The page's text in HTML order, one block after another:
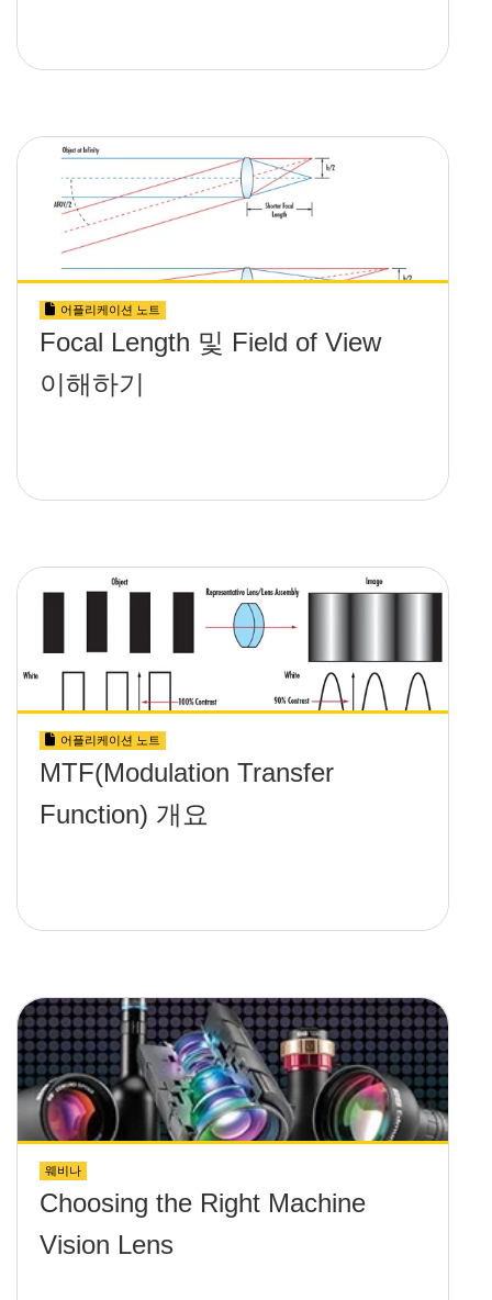
어플리케이션 노트
Focal Length 및 Field of View
이해하기
어플리케이션 노트
MTF(Modulation Transfer
Function) 개요
웨비나
Choosing the Right Machine
Vision Lens